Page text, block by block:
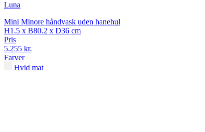
Luna
Mini Minore håndvask uden hanehul
H1.5 x B80.2 x D36 cm
Pris
5.255 kr.
Farver
Hvid mat